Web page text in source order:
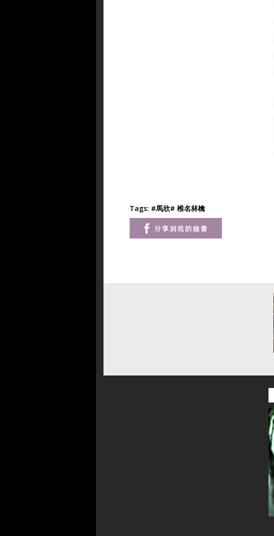
Tags: #馬欣# 椎名林檎